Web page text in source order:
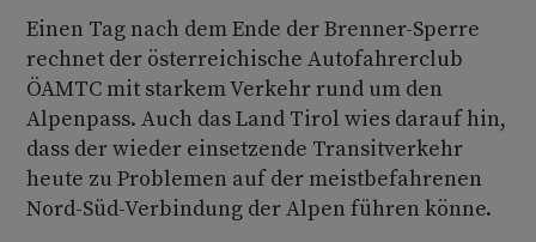
Einen Tag nach dem Ende der Brenner-Sperre
rechnet der österreichische Autofahrerclub
ÖAMTC mit starkem Verkehr rund um den
Alpenpass. Auch das Land Tirol wies darauf hin,
dass der wieder einsetzende Transitverkehr
heute zu Problemen auf der meistbefahrenen
Nord-Süd-Verbindung der Alpen führen könne.